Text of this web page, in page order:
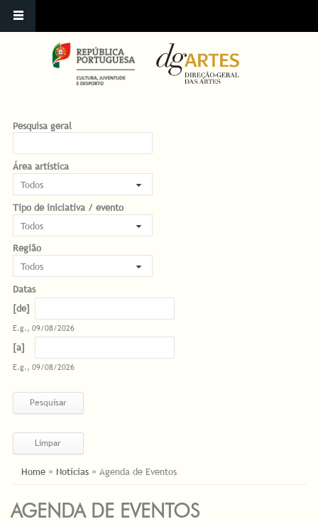
Pesquisa geral
Área artística
Tipo de iniciativa / evento
Região
Datas
Datas
Date
E.g., 09/08/2026
Datas
Date
E.g., 09/08/2026
ESTÁ AQUI
Home » Notícias » Agenda de Eventos
AGENDA DE EVENTOS